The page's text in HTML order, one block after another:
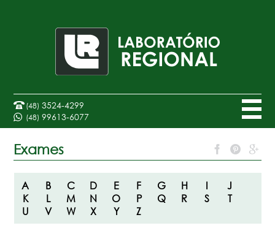
(48) 3524-4299
(48) 99613-6077
Exames
A B C D E F G H I
J
K
L M N O P Q R S
T
U
V W X Y Z